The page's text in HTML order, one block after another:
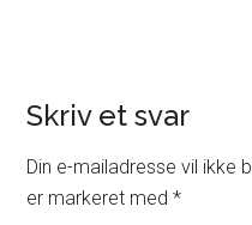
Reader
Interactions
Skriv et svar
Din e-mailadresse vil ikke
er markeret med*